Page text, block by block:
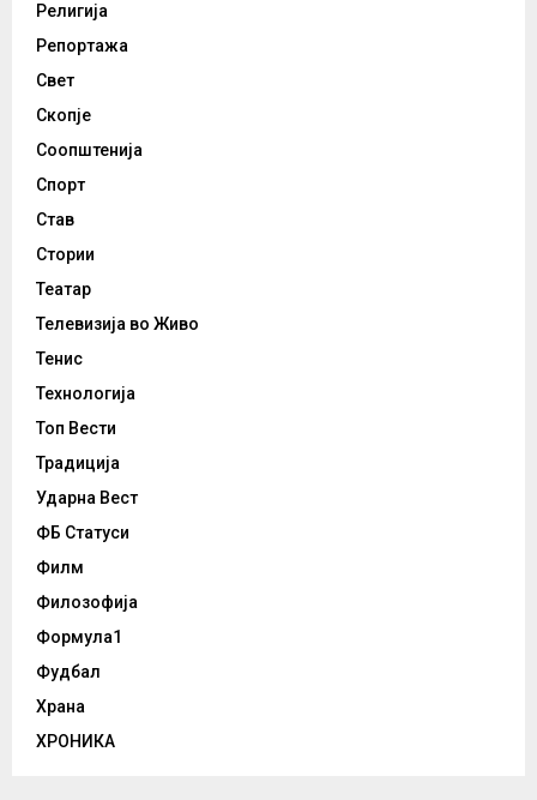
Религија
Репортажа
Свет
Скопје
Соопштенија
Спорт
Став
Стории
Театар
Телевизија во Живо
Тенис
Технологија
Топ Вести
Традиција
Ударна Вест
ФБ Статуси
Филм
Филозофија
Формула1
Фудбал
Храна
ХРОНИКА